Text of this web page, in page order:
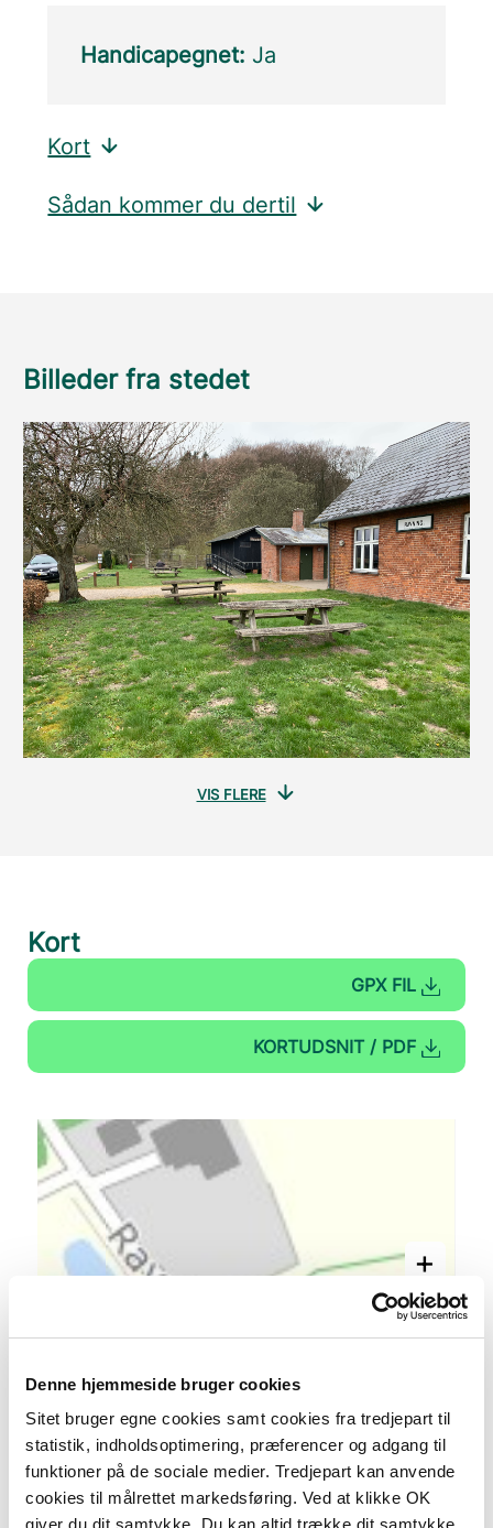
Denne hjemmeside bruger cookies
Sitet bruger egne cookies samt cookies fra tredjepart til
statistik, indholdsoptimering, præferencer og adgang til
funktioner på de sociale medier. Tredjepart kan anvende
cookies til målrettet markedsføring. Ved at klikke OK
giver du dit samtykke. Du kan altid trække dit samtykke
Handicapegnet: Ja
Kort
Sådan kommer du dertil
Billeder fra stedet
VIS FLERE
Kort
GPX FIL
KORTUDSNIT / PDF
+
–